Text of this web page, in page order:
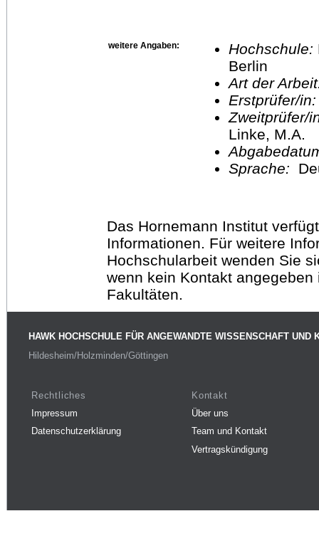
weitere Angaben: Hochschule:
Berlin
Art der
Erstprüfer/
Linke, M.A.
Sprache:
Das Hornemann Institut
Informationen. Für weitere
Hochschularbeit wenden Sie
wenn kein Kontakt
Fakultäten.
HAWK HOCHSCHULE FÜR ANGEWANDTE WISSENSCHAFT UND
Hildesheim/Holzminden/Göttingen
Rechtliches
Impressum
Datenschutzerklärung
Kontakt
Über uns
Team und Kontakt
Vertragskündigung